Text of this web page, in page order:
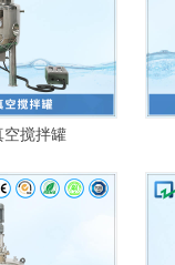
空搅拌罐